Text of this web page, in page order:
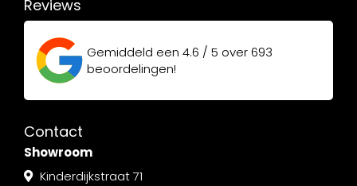
Reviews
Gemiddeld een 4.6 / 5 over693
beoordelingen!
Contact
Showroom
Kinderdijkstraat 71